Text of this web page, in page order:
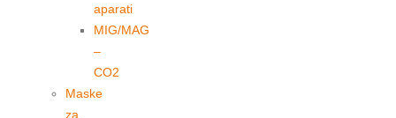
aparati
MIG/MAG
–
CO2
Maske
za